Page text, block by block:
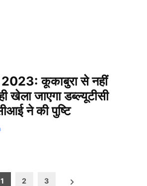
कूकाबुरा से नहीं
खेला जाएगा डब्ल्यूटीसी
ने की पुष्टि
1 2 3